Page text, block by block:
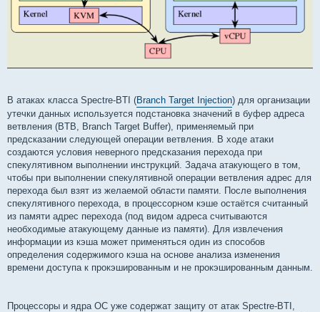
В атаках класса Spectre-BTI (Branch Target Injection) для организации
утечки данных используется подстановка значений в буфер адреса
ветвления (BTB, Branch Target Buffer), применяемый при
предсказании следующей операции ветвления. В ходе атаки
создаются условия неверного предсказания перехода при
спекулятивном выполнении инструкций. Задача атакующего в том,
чтобы при выполнении спекулятивной операции ветвления адрес для
перехода был взят из желаемой области памяти. После выполнения
спекулятивного перехода, в процессорном кэше остаётся считанный
из памяти адрес перехода (под видом адреса считываются
необходимые атакующему данные из памяти). Для извлечения
информации из кэша может применяться один из способов
определения содержимого кэша на основе анализа изменения
времени доступа к прокэшированным и не прокэшированным данным.
Процессоры и ядра ОС уже содержат защиту от атак Spectre-BTI,